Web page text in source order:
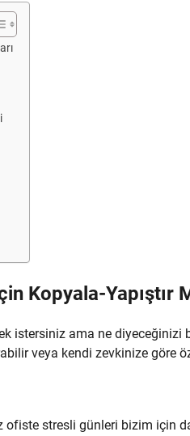
Kopyala-Yapıştır
istersiniz ama ne diyeceğinizi
veya kendi zevkinize göre
ofiste stresli günleri bizim için